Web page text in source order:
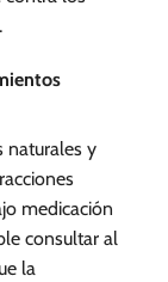
naturales y
medicación
consultar al
la